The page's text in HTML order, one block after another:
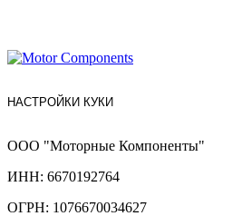
НАСТРОЙКИ КУКИ
ООО "Моторные Компоненты"
ИНН: 6670192764
ОГРН: 1076670034627